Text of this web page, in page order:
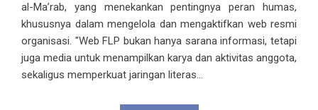
al-Ma’rab, yang menekankan pentingnya peran humas,
khususnya dalam mengelola dan mengaktifkan web resmi
organisasi. "Web FLP bukan hanya sarana informasi, tetapi
juga media untuk menampilkan karya dan aktivitas anggota,
sekaligus memperkuat jaringan literas...